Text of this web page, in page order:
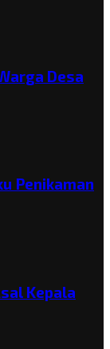
Desa
Penikaman
Kepala